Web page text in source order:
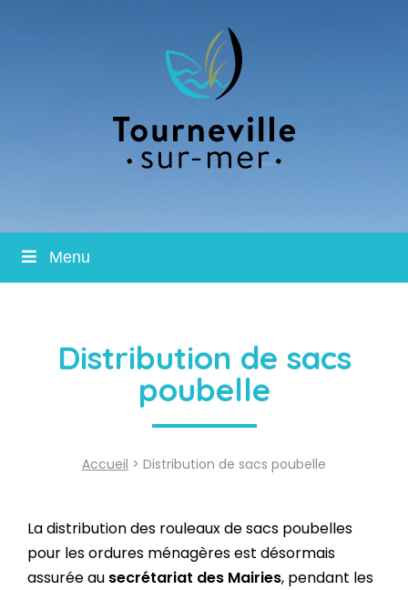
Menu
Distribution de sacs
poubelle
Accueil > Distribution de sacs poubelle
La distribution des rouleaux de sacs poubelles
pour les ordures ménagères est désormais
assurée au secrétariat des Mairies, pendant les